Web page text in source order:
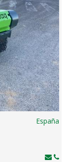
España